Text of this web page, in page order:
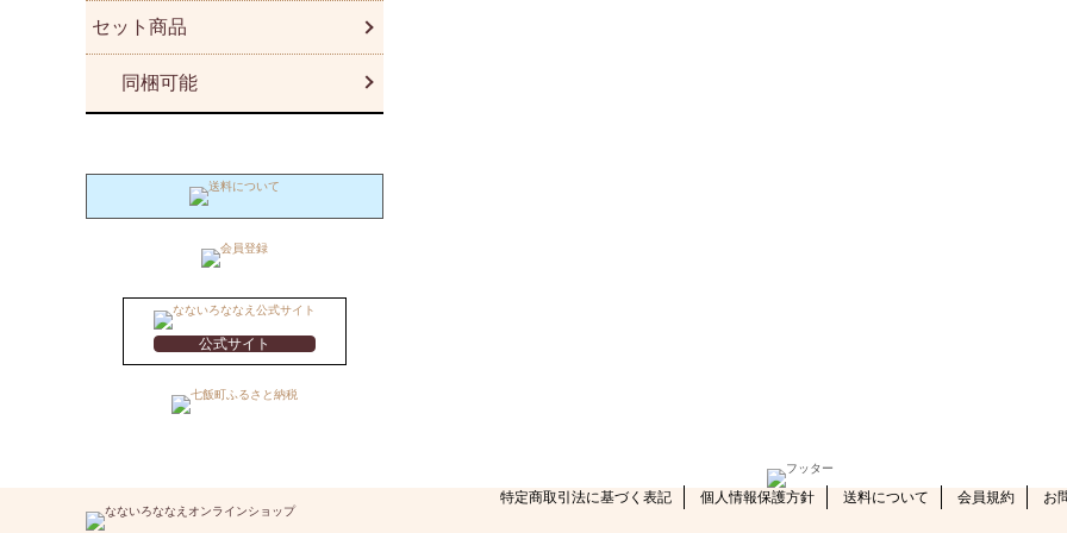
セット商品
同梱可能
公式サイト
特定商取引法に基づく表記 個人情報保護方針 送料について 会員規約 お